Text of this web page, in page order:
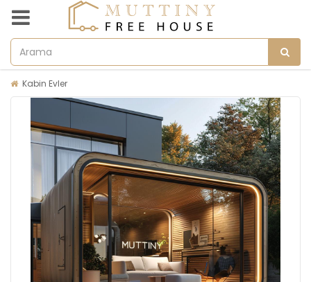
Kabin Evler